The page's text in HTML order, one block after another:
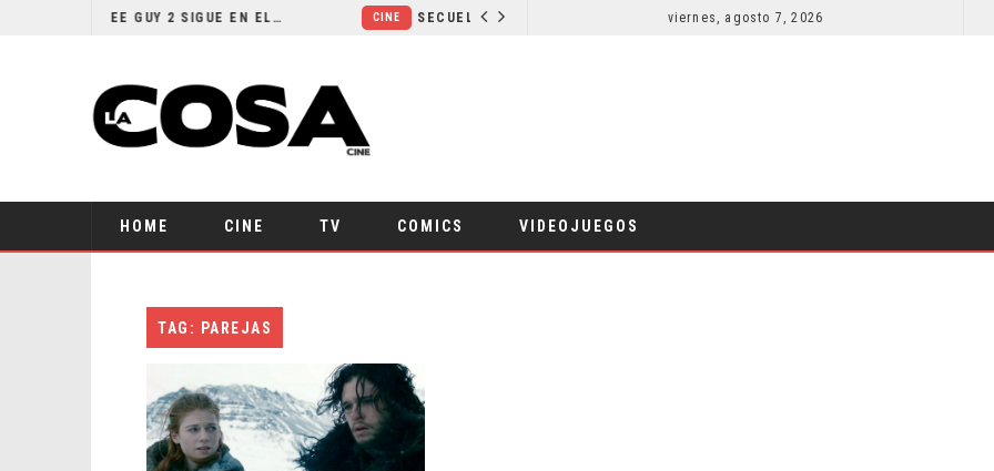
¿POR QUÉ FREE GUY 2 SIGUE EN EL LIMBO? CINE
viernes, agosto 7, 2026
HOME CINE TV COMICS VIDEOJUEGOS
TAG: PAREJAS